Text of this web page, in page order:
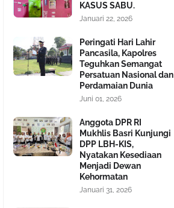
KASUS SABU.
Januari 22, 2026
Peringati Hari Lahir
Pancasila, Kapolres
Teguhkan Semangat
Persatuan Nasional dan
Perdamaian Dunia
Juni 01, 2026
Anggota DPR RI
Mukhlis Basri Kunjungi
DPP LBH-KIS,
Nyatakan Kesediaan
Menjadi Dewan
Kehormatan
Januari 31, 2026